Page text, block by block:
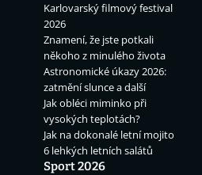
Karlovarský filmový festival
2026
Znamení, že jste potkali
někoho z minulého života
Astronomické úkazy 2026:
zatmění slunce a další
Jak obléci miminko při
vysokých teplotách?
Jak na dokonalé letní mojito
6 lehkých letních salátů
Sport 2026